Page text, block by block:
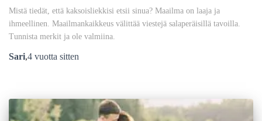
Mistä tiedät, että kaksoisliekkisi etsii sinua? Maailma on laaja ja
ihmeellinen. Maailmankaikkeus välittää viestejä salaperäisillä tavoilla.
Tunnista merkit ja ole valmiina.
Sari,4 vuotta sitten